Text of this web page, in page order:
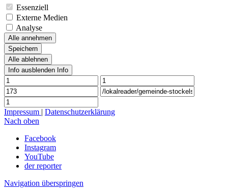
Essenziell
Externe Medien
Analyse
Alle annehmen
Speichern
Alle ablehnen
Info ausblenden Info
Impressum | Datenschutzerklärung
Nach oben
Facebook
Instagram
YouTube
der reporter
Navigation überspringen